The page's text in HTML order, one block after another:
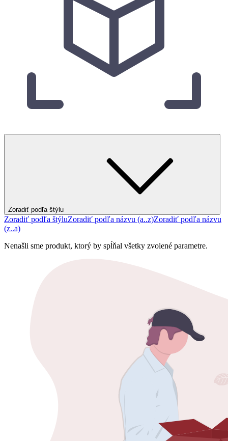
Zoradiť podľa štýlu
Zoradiť podľa štýluZoradiť podľa názvu (a..z)Zoradiť podľa názvu
(z..a)
Nenašli sme produkt, ktorý by spĺňal všetky zvolené parametre.